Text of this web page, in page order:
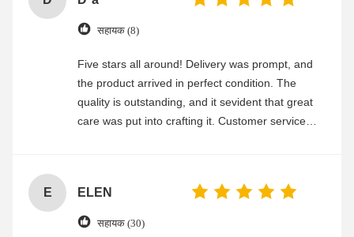
सहायक (8)
Five stars all around! Delivery was prompt, and
the product arrived in perfect condition. The
quality is outstanding, and it sevident that great
care was put into crafting it. Customer service
E ELEN
सहायक (30)